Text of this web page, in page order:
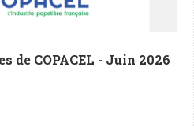
de COPACEL - Juin 2026